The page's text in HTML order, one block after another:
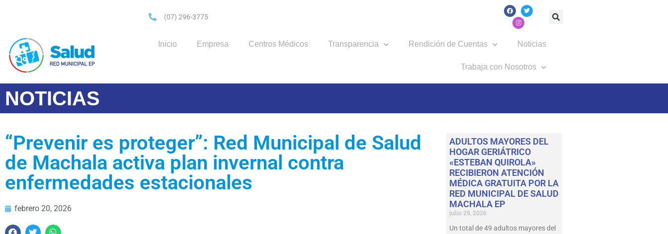
(07) 296-3775
Inicio Empresa Centros Médicos Transparencia Rendición de Cuentas Noticias
Trabaja con Nosotros
NOTICIAS
“Prevenir es proteger”: Red Municipal de Salud
de Machala activa plan invernal contra
enfermedades estacionales
febrero 20, 2026
ADULTOS MAYORES DEL
HOGAR GERIÁTRICO
«ESTEBAN QUIROLA»
RECIBIERON ATENCIÓN
MÉDICA GRATUITA POR LA
RED MUNICIPAL DE SALUD
MACHALA EP
julio 29, 2026
Un total de 49 adultos mayores del